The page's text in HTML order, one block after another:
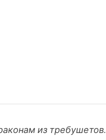
из требушетов.